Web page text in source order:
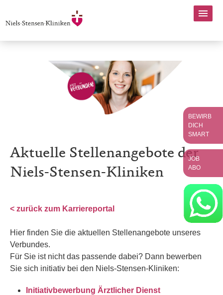
Aktuelle Stellenangebote der
Niels-Stensen-Kliniken
< zurück zum Karriereportal
Hier finden Sie die aktuellen Stellenangebote unseres
Verbundes.
Für Sie ist nicht das passende dabei? Dann bewerben
Sie sich initiativ bei den Niels-Stensen-Kliniken:
Initiativbewerbung Ärztlicher Dienst
BEWIRB
DICH
SMART
JOB
ABO